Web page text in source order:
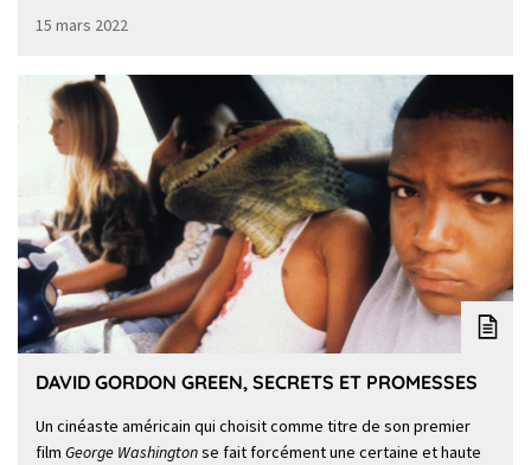
15 mars 2022
DAVID GORDON GREEN, SECRETS ET PROMESSES
Un cinéaste américain qui choisit comme titre de son premier
film George Washingtonse fait forcément une certaine et haute